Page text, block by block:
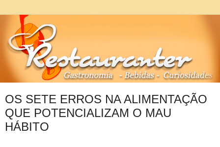
OS SETE ERROS NA ALIMENTAÇÃO
QUE POTENCIALIZAM O MAU
HÁBITO